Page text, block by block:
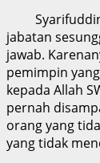
Syarifuddin
jabatan
jawab.
pemimpin
kepada Allah
pernah
orang yang
yang tidak